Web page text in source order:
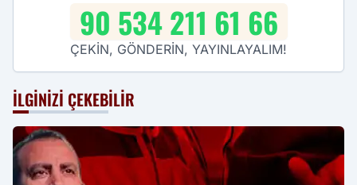
90 534 211 61 66
ÇEKİN, GÖNDERİN, YAYINLAYALIM!
İLGINIZI ÇEKEBILIR